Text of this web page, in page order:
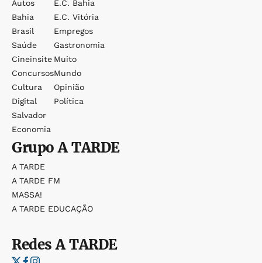
Autos
Bahia
Brasil
Saúde
Cineinsite
Concursos
Cultura
Digital
Salvador
Economia
E.c. Bahia
E.c. Vitória
Empregos
Gastronomia
Muito
Mundo
Opinião
Política
GrupoA TARDE
A TARDE
A TARDE FM
MASSA!
A TARDE EDUCAÇÃO
RedesA TARDE